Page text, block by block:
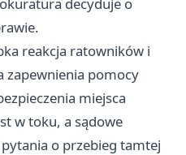
reakcja ratowników i
zapewnienia pomocy
miejsca
w toku, a sądowe
o przebieg tamtej